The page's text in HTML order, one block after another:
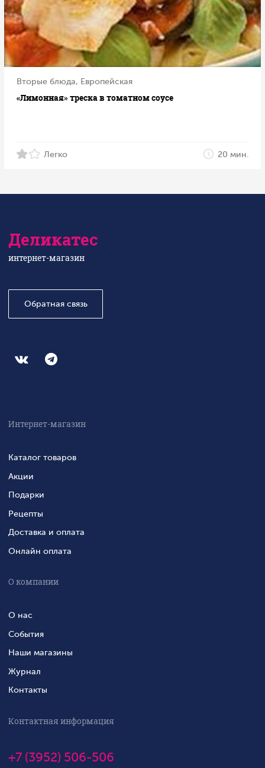
Вторые блюда, Европейская
«Лимонная» треска в томатном соусе
Легко 20 мин.
Деликатес
интернет-магазин
Обратная связь
Интернет-магазин
Каталог товаров
Акции
Подарки
Рецепты
Доставка и оплата
Онлайн оплата
О компании
О нас
События
Наши магазины
Журнал
Контакты
Контактная информация
+7 (3952) 506-506